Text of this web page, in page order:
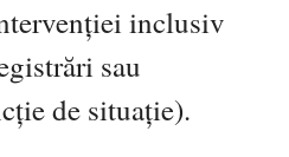
inclusiv
sau
de situație).